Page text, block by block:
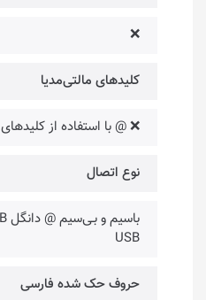
❌
کلیدهای مالتی‌مدیا
❌ @ با استفاده از کلیدهای FN
نوع اتصال
USB
حروف حک شده فارسی